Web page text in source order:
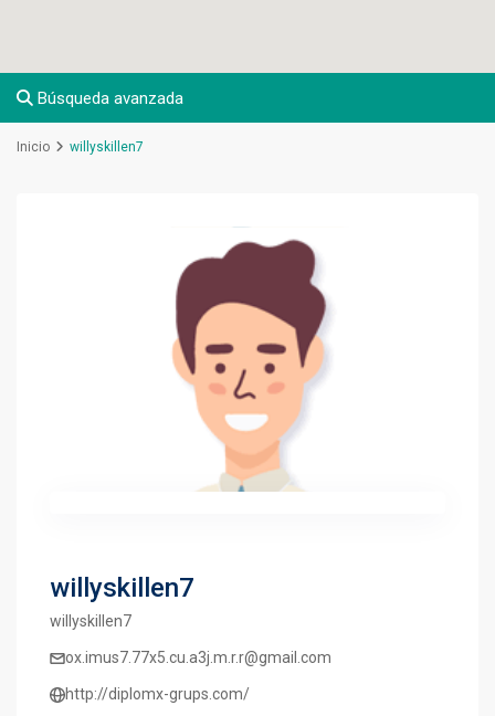
Búsqueda avanzada
Inicio willyskillen7
willyskillen7
willyskillen7
ox.imus7.77x5.cu.a3j.m.r.r@gmail.com
http://diplomx-grups.com/